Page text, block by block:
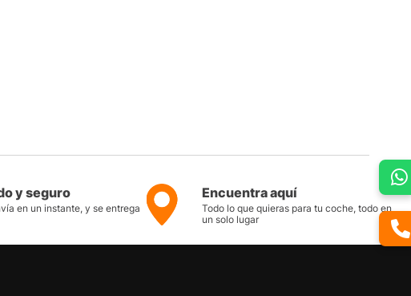
y seguro
en un instante, y se entrega
Encuentra aquí
Todo lo que quieras para tu coche, todo en
un solo lugar